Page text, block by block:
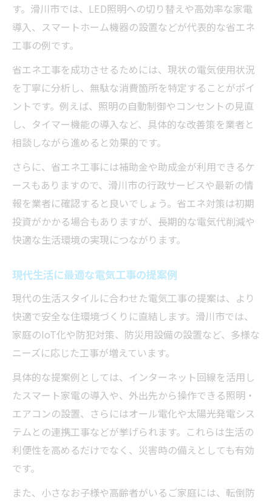
す。滑川市では、LED照明への切り替えや高効率な家電
導入、スマートホーム機器の設置などが代表的な省エネ
工事の例です。
省エネ工事を成功させるためには、現状の電気使用状況
を丁寧に分析し、無駄な消費箇所を特定することがポイ
ントです。例えば、照明の自動制御やコンセントの見直
し、タイマー機能の導入など、具体的な改善策を業者と
相談しながら進めると効果的です。
さらに、省エネ工事には補助金や助成金が利用できるケ
ースもありますので、滑川市の行政サービスや最新の情
報を業者に確認すると良いでしょう。省エネ対策は初期
投資がかかる場合もありますが、長期的な電気代削減や
快適な生活環境の実現につながります。
現代生活に最適な電気工事の提案例
現代の生活スタイルに合わせた電気工事の提案は、より
快適で安全な住環境づくりに直結します。滑川市では、
家庭のIoT化や防犯対策、防災用設備の設置など、多様な
ニーズに応じた工事が増えています。
具体的な提案例としては、インターネット回線を活用し
たスマート家電の導入や、外出先から操作できる照明・
エアコンの設置、さらにはオール電化や太陽光発電シス
テムとの連携工事などが挙げられます。これらは生活の
利便性を高めるだけでなく、災害時の備えとしても有効
です。
また、小さなお子様や高齢者がいるご家庭には、転倒防